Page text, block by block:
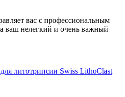
вас с профессиональным
ваш нелегкий и очень важный
литотрипсии Swiss LithoClast